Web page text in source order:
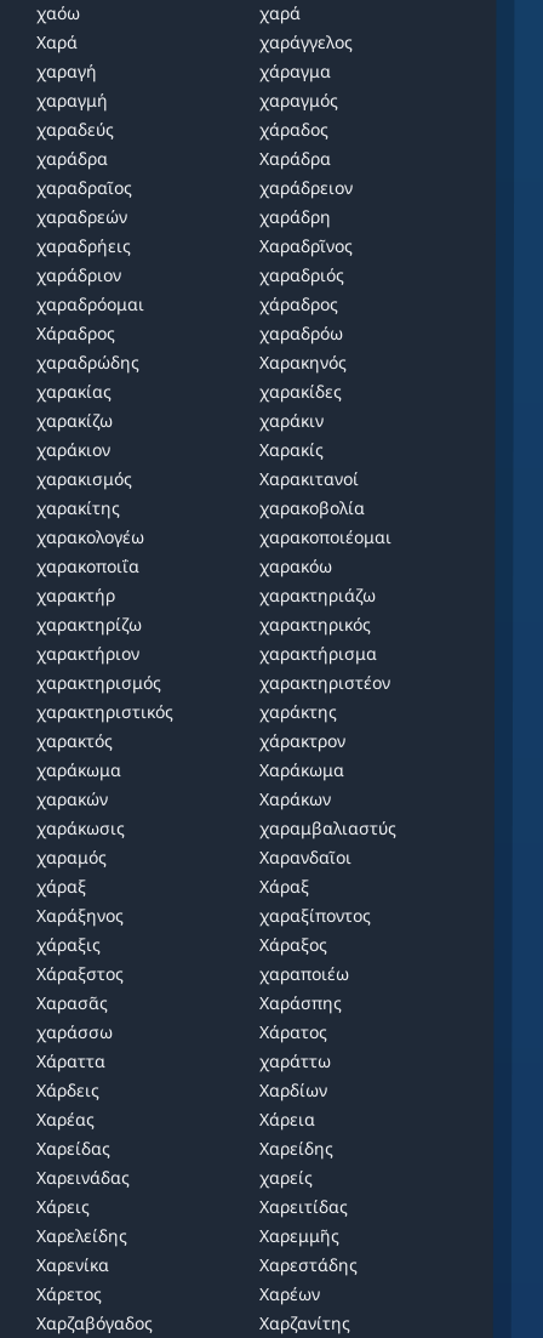
χαόω
χαρά
Χαρά
χαράγγελος
χαραγή
χάραγμα
χαραγμή
χαραγμός
χαραδεύς
χάραδος
χαράδρα
Χαράδρα
χαραδραῖος
χαράδρειον
χαραδρεών
χαράδρη
χαραδρήεις
Χαραδρῖνος
χαράδριον
χαραδριός
χαραδρόομαι
χάραδρος
Χάραδρος
χαραδρόω
χαραδρώδης
Χαρακηνός
χαρακίας
χαρακίδες
χαρακίζω
χαράκιν
χαράκιον
Χαρακίς
χαρακισμός
Χαρακιτανοί
χαρακίτης
χαρακοβολία
χαρακολογέω
χαρακοποιέομαι
χαρακοποιΐα
χαρακόω
χαρακτήρ
χαρακτηριάζω
χαρακτηρίζω
χαρακτηρικός
χαρακτήριον
χαρακτήρισμα
χαρακτηρισμός
χαρακτηριστέον
χαρακτηριστικός
χαράκτης
χαρακτός
χάρακτρον
χαράκωμα
Χαράκωμα
χαρακών
Χαράκων
χαράκωσις
χαραμβαλιαστύς
χαραμός
Χαρανδαῖοι
χάραξ
Χάραξ
Χαράξηνος
χαραξίποντος
χάραξις
Χάραξος
Χάραξστος
χαραποιέω
Χαρασᾶς
Χαράσπης
χαράσσω
Χάρατος
Χάραττα
χαράττω
Χάρδεις
Χαρδίων
Χαρέας
Χάρεια
Χαρείδας
Χαρείδης
Χαρεινάδας
χαρείς
Χάρεις
Χαρειτίδας
Χαρελείδης
Χαρεμμῆς
Χαρενίκα
Χαρεστάδης
Χάρετος
Χαρέων
Χαρζαβόγαδος
Χαρζανίτης